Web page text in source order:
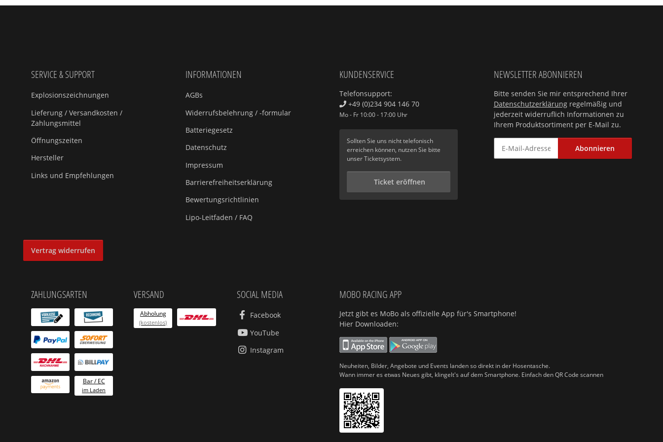
SERVICE & SUPPORT
Explosionszeichnungen
Lieferung / Versandkosten /
Zahlungsmittel
Öffnungszeiten
Hersteller
Links und Empfehlungen
INFORMATIONEN
AGBs
Widerrufsbelehrung / -formular
Batteriegesetz
Datenschutz
Impressum
Barrierefreiheitserklärung
Bewertungsrichtlinien
Lipo-Leitfaden / FAQ
KUNDENSERVICE
Telefonsupport:
+49 (0)234 904 146 70
Mo - Fr 10:00 - 17:00 Uhr
Sollten Sie uns nicht telefonisch
erreichen können, nutzen Sie bitte
unserTicketsystem.
Ticket eröffnen
NEWSLETTER ABONNIEREN
Bitte senden Sie mir entsprechend Ihrer
Datenschutzerklärungregelmäßig und
jederzeit widerruflich Informationen zu
Ihrem Produktsortiment per E-Mail zu.
Abonnieren
Vertrag widerrufen
ZAHLUNGSARTEN
Bar / EC
im Laden
VERSAND
Abholung
(kostenlos)
SOCIAL MEDIA
Facebook
YouTube
Instagram
MOBO RACING APP
Jetzt gibt es MoBo als offizielle App für's Smartphone!
Hier Downloaden:
Neuheiten, Bilder, Angebote und Events landen so direkt in der Hosentasche.
Wann immer es etwas Neues gibt, klingelt's auf dem Smartphone. Einfach den QR Code scannen